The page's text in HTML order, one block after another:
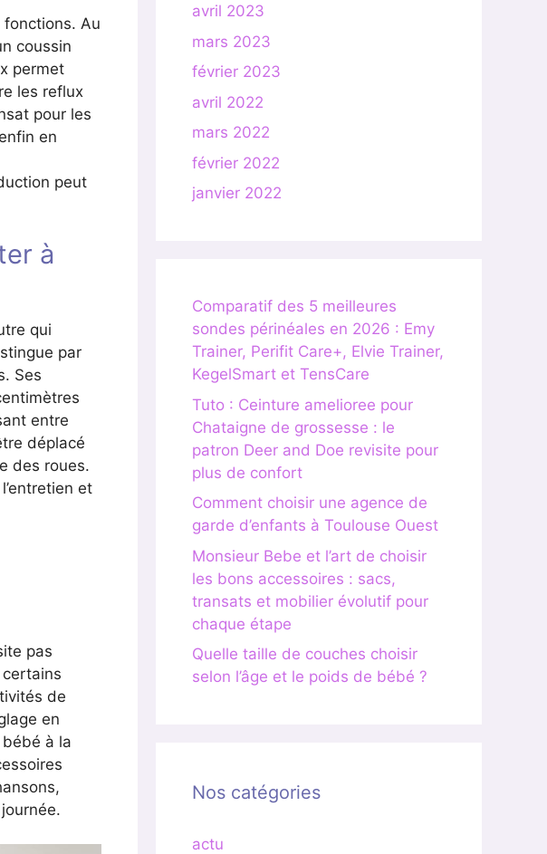
Au
coussin
permet
les reflux
pour les
en
peut
à
qui
par
Ses
entre
déplacé
des roues.
et
pas
de
en
à la
avril 2023
mars 2023
février 2023
avril 2022
mars 2022
février 2022
janvier 2022
Comparatif des 5 meilleures
sondes périnéales en 2026 : Emy
Trainer, Perifit Care+, Elvie Trainer,
KegelSmart et TensCare
Tuto : Ceinture amelioree pour
Chataigne de grossesse : le
patron Deer and Doe revisite pour
plus de confort
Comment choisir une agence de
garde d’enfants à Toulouse Ouest
Monsieur Bebe et l’art de choisir
les bons accessoires : sacs,
transats et mobilier évolutif pour
chaque étape
Quelle taille de couches choisir
selon l’âge et le poids de bébé ?
Nos catégories
actu